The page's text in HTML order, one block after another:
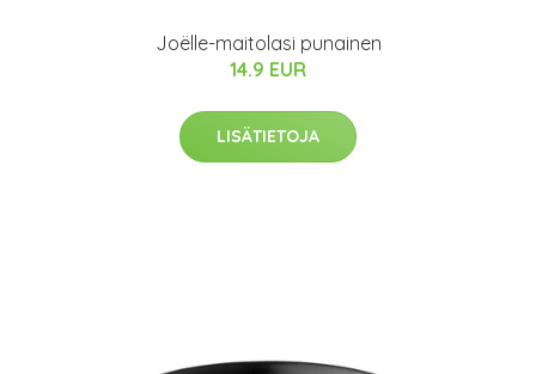
Joëlle-maitolasi punainen
14.9 EUR
LISÄTIETOJA